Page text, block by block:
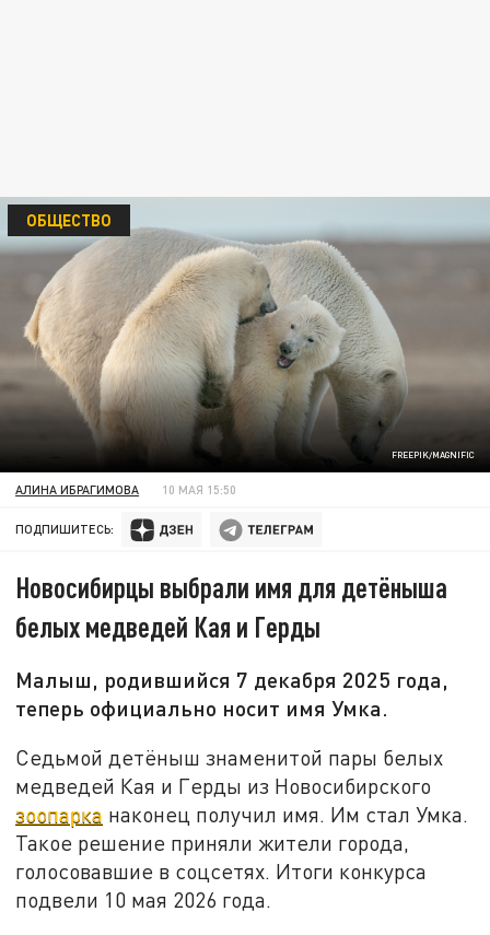
FREEPIK/MAGNIFIC
ОБЩЕСТВО
АЛИНА ИБРАГИМОВА 10 МАЯ 15:50
ПОДПИШИТЕСЬ:
Новосибирцы выбрали имя для детёныша
белых медведей Кая и Герды
Малыш, родившийся 7 декабря 2025 года,
теперь официально носит имя Умка.
Седьмой детёныш знаменитой пары белых
медведей Кая и Герды из Новосибирского
зоопарка наконец получил имя. Им стал Умка.
Такое решение приняли жители города,
голосовавшие в соцсетях. Итоги конкурса
подвели 10 мая 2026 года.